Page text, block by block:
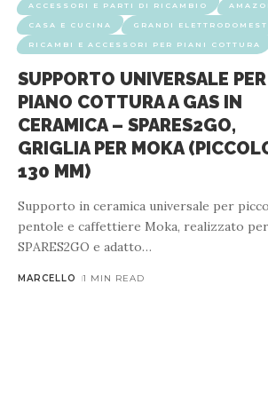
ACCESSORI E PARTI DI RICAMBIO
CASA E CUCINA GRANDI
RICAMBI E ACCESSORI PER PIANI COTTURA
SUPPORTO UNIVERSALE PER
PIANO COTTURA A GAS IN
CERAMICA – SPARES2GO,
GRIGLIA PER MOKA
130 MM)
Supporto in ceramica universale per
pentole e caffettiere Moka, realizzato per
SPARES2GO e adatto…
MARCELLO 1 MIN READ